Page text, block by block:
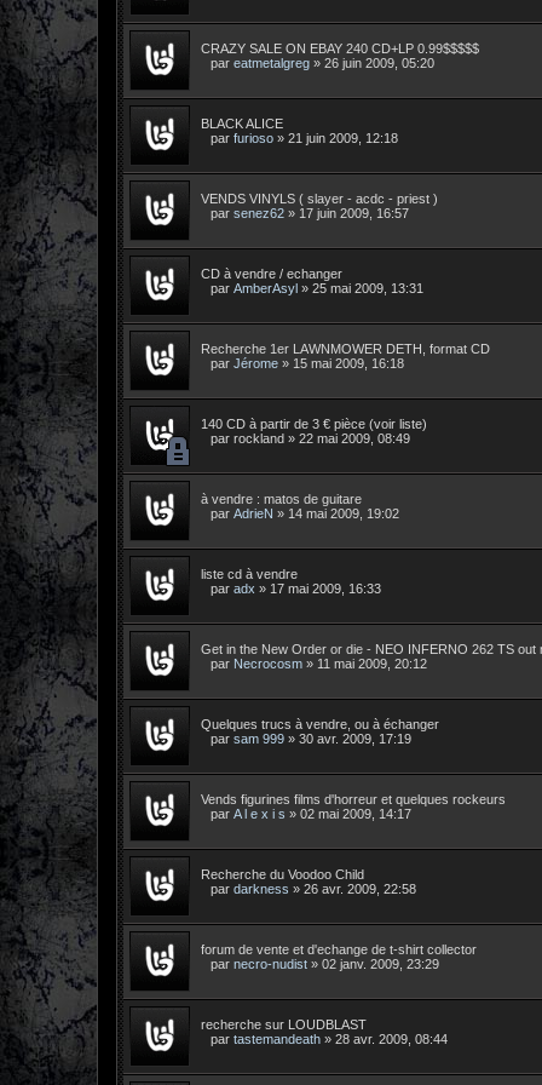
CRAZY SALE ON EBAY 240 CD+LP 0.99$$$$$
par eatmetalgreg » 26 juin 2009, 05:20
BLACK ALICE
par furioso » 21 juin 2009, 12:18
VENDS VINYLS ( slayer - acdc - priest )
par senez62 » 17 juin 2009, 16:57
CD à vendre / echanger
par AmberAsyl » 25 mai 2009, 13:31
Recherche 1er LAWNMOWER DETH, format CD
par Jérome » 15 mai 2009, 16:18
140 CD à partir de 3 € pièce (voir liste)
par rockland » 22 mai 2009, 08:49
à vendre : matos de guitare
par AdrieN » 14 mai 2009, 19:02
liste cd à vendre
par adx » 17 mai 2009, 16:33
Get in the New Order or die - NEO INFERNO 262 TS out
par Necrocosm » 11 mai 2009, 20:12
Quelques trucs à vendre, ou à échanger
par sam 999 » 30 avr. 2009, 17:19
Vends figurines films d'horreur et quelques rockeurs
par A l e x i s » 02 mai 2009, 14:17
Recherche du Voodoo Child
par darkness » 26 avr. 2009, 22:58
forum de vente et d'echange de t-shirt collector
par necro-nudist » 02 janv. 2009, 23:29
recherche sur LOUDBLAST
par tastemandeath » 28 avr. 2009, 08:44